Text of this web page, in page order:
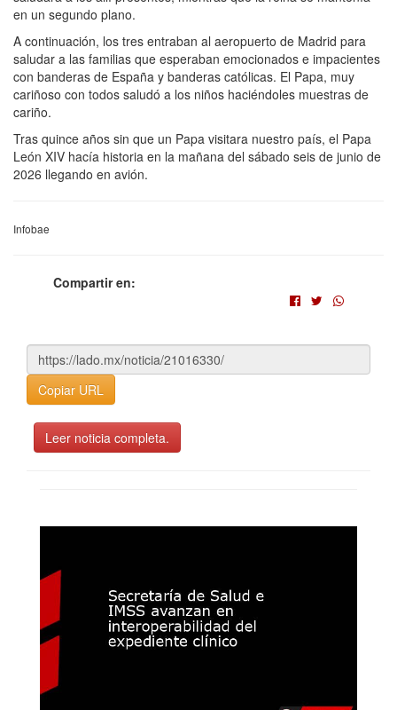
en un segundo plano.
A continuación, los tres entraban al aeropuerto de Madrid para
saludar a las familias que esperaban emocionados e impacientes
con banderas de España y banderas católicas. El Papa, muy
cariñoso con todos saludó a los niños haciéndoles muestras de
cariño.
Tras quince años sin que un Papa visitara nuestro país, el Papa
León XIV hacía historia en la mañana del sábado seis de junio de
2026 llegando en avión.
Infobae
Compartir en:
Copiar URL
Leer noticia completa.